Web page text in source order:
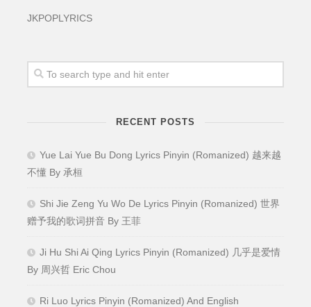
JKPOPLYRICS
RECENT POSTS
Yue Lai Yue Bu Dong Lyrics Pinyin (Romanized) 越来越
不懂 By 承桓
Shi Jie Zeng Yu Wo De Lyrics Pinyin (Romanized) 世界
赠予我的歌词拼音 By 王菲
Ji Hu Shi Ai Qing Lyrics Pinyin (Romanized) 几乎是爱情
By 周兴哲 Eric Chou
Ri Luo Lyrics Pinyin (Romanized) And English